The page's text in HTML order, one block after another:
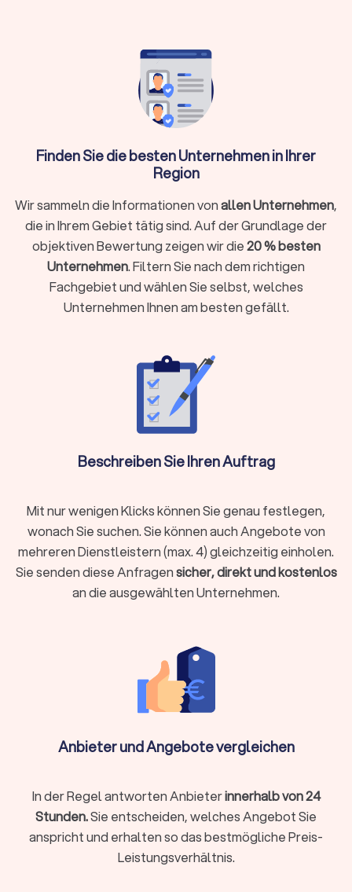
Wann brauche ich überhaupt einen
Nicht in jeder Situation ist ein Steuerberater zwingend
erforderlich. Für einfache Arbeitnehmer-Steuererklärungen
ohne Zusatzeinkünfte reicht oft die Software ELSTER oder
ein Lohnsteuerhilfeverein. Ein Steuerberater lohnt sich
besonders, wenn Sie:
Unternehmen führen
Einkünfte aus Vermietung, Kapitalvermögen oder anderen
Einkunftsarten haben
Komplexe steuerliche Sachverhalte vorliegen wie
Auslandseinkünfte, Erbschaften oder Beteiligungen
Laufende Buchhaltung, Jahresabschlüsse oder
Steueroptimierung und proaktive Gestaltungsberatung
Als Faustregel gilt: Wenn die mögliche Steuerersparnis oder
Zeitersparnis die Kosten übersteigt, ist die Investition
Moderne Steuerberatung findet längst nicht mehr nur im
klassischen Büro statt. Digitale Kanzleien bieten ihre
Dienstleistungen vollständig online an, von der
Belegübermittlung bis zur Videoberatung. Beide Modelle
haben Vorzüge:
Persönlicher Kontakt bei komplexen Beratungen
Kurzfristige persönliche Termine möglich
Aufbau einer persönlichen Vertrauensbeziehung
schätzen
Online-Steuerberatung
Ortsunabhängig und zeitlich flexibel
Oft günstigere Preismodelle durch effizientere Prozesse
Finden Sie die besten Unternehmen in Ihrer
Region
Wir sammeln die Informationen vonallen Unternehmen,
die in Ihrem Gebiet tätig sind. Auf der Grundlage der
objektiven Bewertung zeigen wir die20 % besten
Unternehmen. Filtern Sie nach dem richtigen
Fachgebiet und wählen Sie selbst, welches
Unternehmen Ihnen am besten gefällt.
Beschreiben Sie Ihren Auftrag
Mit nur wenigen Klicks können Sie genau festlegen,
wonach Sie suchen. Sie können auch Angebote von
mehreren Dienstleistern (max. 4) gleichzeitig einholen.
Sie senden diese Anfragensicher, direkt und kostenlos
an die ausgewählten Unternehmen.
Anbieter und Angebote vergleichen
In der Regel antworten Anbieterinnerhalb von 24
Stunden.Sie entscheiden, welches Angebot Sie
anspricht und erhalten so das bestmögliche Preis-
Leistungsverhältnis.